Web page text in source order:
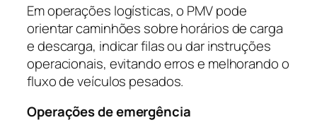
Em operações logísticas, o PMV pode
orientar caminhões sobre horários de carga
e descarga, indicar filas ou dar instruções
operacionais, evitando erros e melhorando o
fluxo de veículos pesados.
Operações de emergência